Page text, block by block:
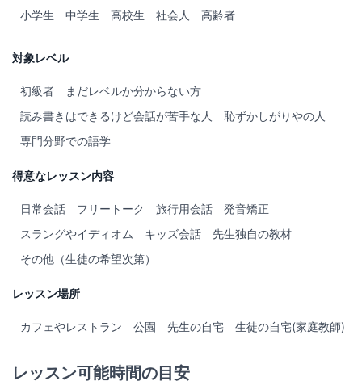
小学生 中学生 高校生 社会人 高齢者
対象レベル
初級者
まだレベルか分からない方
読み書きはできるけど会話が苦手な人
恥ずかしがりやの人
専門分野での語学
得意なレッスン内容
日常会話 フリートーク 旅行用会話
発音矯正
スラングやイディオム
キッズ会話
先生独自の教材
その他（生徒の希望次第）
レッスン場所
カフェやレストラン 公園 先生の自宅 生徒の自宅(家庭教師)
レッスン可能時間の目安